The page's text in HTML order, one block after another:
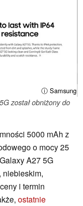
ⓘ Samsung
został obniżony do
5000 mAh z
o mocy 25
A27 5G
niebieskim,
i termin
ostatnie